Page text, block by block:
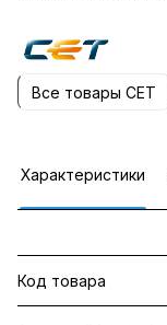
Все товары CET
Характеристики
Код товара